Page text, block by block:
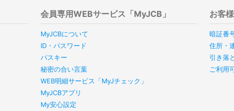
会員専用WEBサービス「MyJCB」
MyJCBについて
ID・パスワード
パスキー
秘密の合い言葉
WEB明細サービス「MyJチェック」
MyJCBアプリ
My安心設定
お客
暗証番
住所・
引き落
ご利用